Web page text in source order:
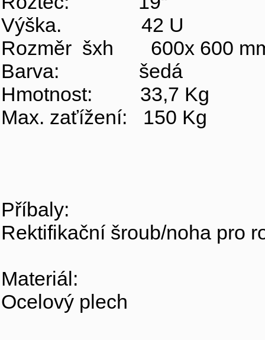
Výška. 42 U
Rozměr šxh 600x 600
Barva: šedá
Hmotnost: 33,7 Kg
Max. zaťížení: 150 Kg
Příbaly:
Rektifikační šroub/noha pro
Materiál:
Ocelový plech